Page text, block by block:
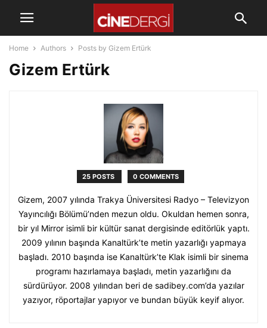
Home Authors Posts by Gizem Ertürk
Gizem Ertürk
25 POSTS 0 COMMENTS
Gizem, 2007 yılında Trakya Üniversitesi Radyo – Televizyon
Yayıncılığı Bölümü’nden mezun oldu. Okuldan hemen sonra,
bir yıl Mirror isimli bir kültür sanat dergisinde editörlük yaptı.
2009 yılının başında Kanaltürk’te metin yazarlığı yapmaya
başladı. 2010 başında ise Kanaltürk’te Klak isimli bir sinema
programı hazırlamaya başladı, metin yazarlığını da
sürdürüyor. 2008 yılından beri de sadibey.com’da yazılar
yazıyor, röportajlar yapıyor ve bundan büyük keyif alıyor.